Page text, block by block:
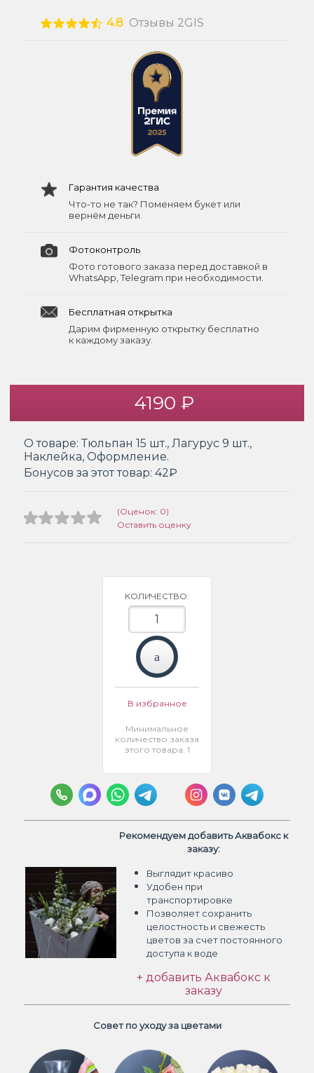
4.8 Отзывы 2GIS
Гарантия качества
Что-то не так? Поменяем букет или
вернём деньги.
Фотоконтроль
Фото готового заказа перед доставкой в
WhatsApp, Telegram при необходимости.
Бесплатная открытка
Дарим фирменную открытку бесплатно
к каждому заказу.
4190 ₽
О товаре: Тюльпан 15 шт., Лагурус 9 шт.,
Наклейка, Оформление.
Бонусов за этот товар: 42₽
(Оценок: 0)
Оставить оценку
КОЛИЧЕСТВО:
В избранное
Минимальное
количество заказа
этого товара: 1
Рекомендуем добавить Аквабокс к
заказу:
Выглядит красиво
Удобен при
транспортировке
Позволяет сохранить
целостность и свежесть
цветов за счет постоянного
доступа к воде
+ добавить Аквабокс к
заказу
Совет по уходу за цветами